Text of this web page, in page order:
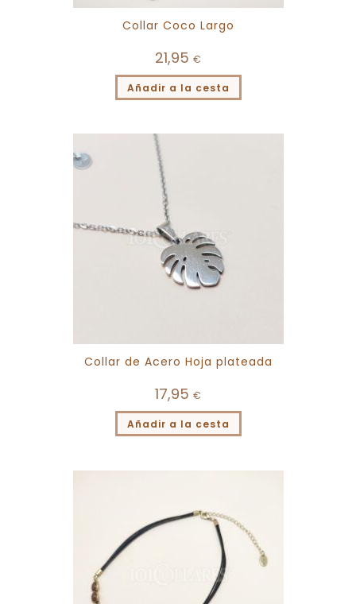
Collar Coco Largo
21,95 €
Añadir a la cesta
Collar de Acero Hoja plateada
17,95 €
Añadir a la cesta